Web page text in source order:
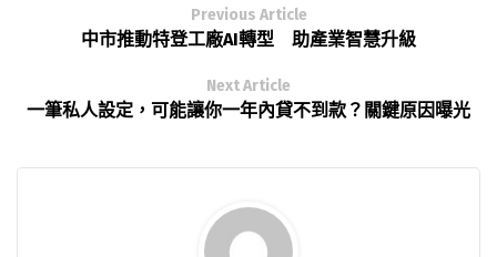
Previous Article
中市推動特登工廠AI轉型 助產業智慧升級
Next Article
一筆私人設定，可能讓你一年內貸不到款？關鍵原因曝光